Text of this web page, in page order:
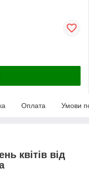
Оплата Умови
квітів від